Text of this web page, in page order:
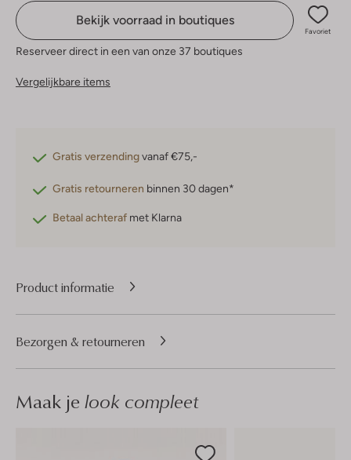
Bekijk voorraad in boutiques
Favoriet
Reserveer direct in een van onze 37 boutiques
Vergelijkbare items
Gratis verzendingvanaf €75,-
Gratis retourneren binnen 30 dagen*
Betaal achteraf met Klarna
Product informatie
Bezorgen & retourneren
Maak je look compleet